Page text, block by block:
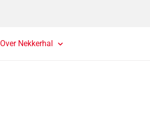
Over Nekkerhal